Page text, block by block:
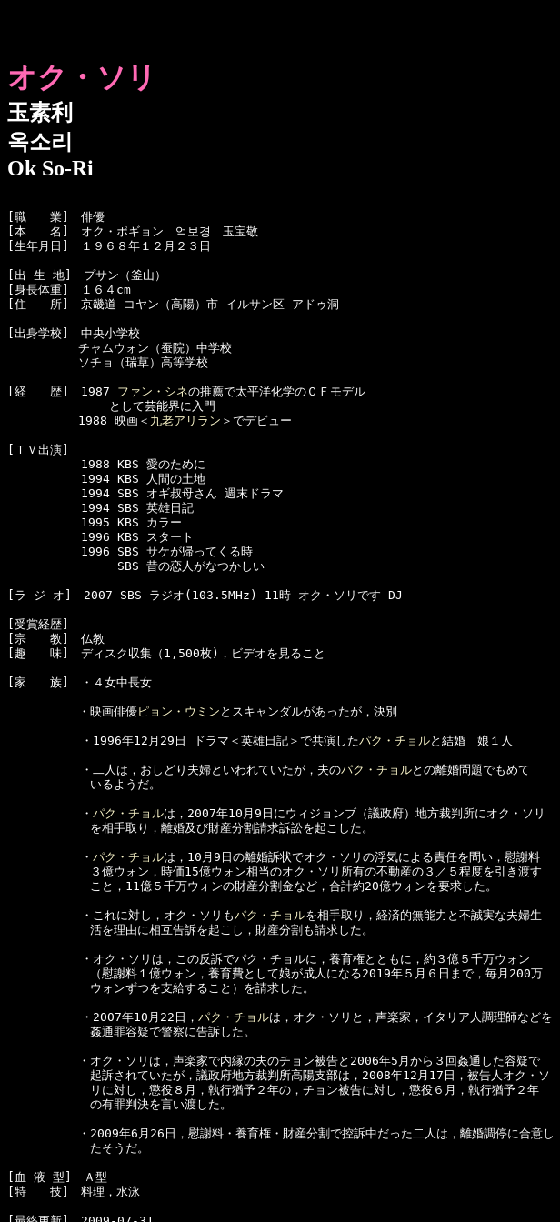
オク・ソリ
玉素利
옥소리
Ok So-Ri
[職　　業]　俳優
[本　　名]　オク・ポギョン　억보경　玉宝敬
[生年月日]　１９６８年１２月２３日
[出 生 地]　プサン（釜山）
[身長体重]　１６４cm
[住　　所]　京畿道 コヤン（高陽）市 イルサン区 アドゥ洞
[出身学校]　中央小学校
チャムウォン（蚕院）中学校
ソチョ（瑞草）高等学校
[経　　歴]　1987 ファン・シネの推薦で太平洋化学のＣＦモデル
として芸能界に入門
1988 映画＜ 九老アリラン ＞でデビュー
[ＴＶ出演]
  　　　　　1988 KBS 愛のために
  　　　　　1994 KBS 人間の土地
  　　　　　1994 SBS オギ叔母さん 週末ドラマ
  　　　　　1994 SBS 英雄日記
  　　　　　1995 KBS カラー
  　　　　　1996 KBS スタート
  　　　　　1996 SBS サケが帰ってくる時
  　　　　　     SBS 昔の恋人がなつかしい
[ラ ジ オ]　2007 SBS ラジオ(103.5MHz) 11時 オク・ソリです DJ
[受賞経歴]
[宗　　教]　仏教
[趣　　味]　ディスク収集（1,500枚)，ビデオを見ること
[家　　族]　・４女中長女
・映画俳優ピョン・ウミン とスキャンダルがあったが，決別
  　　　　　・1996年12月29日 ドラマ＜英雄日記＞で共演した
パク・チョルと結婚　娘１人
  　　　　　・二人は，おしどり夫婦といわれていたが，夫の
パク・チョルとの離婚問題でもめて
いるようだ。
  　　　　　・
パク・チョルは，2007年10月9日にウィジョンブ（議政府）地方裁判所にオク・ソリ
を相手取り，離婚及び財産分割請求訴訟を起こした。
  　　　　　・
パク・チョルは，10月9日の離婚訴状でオク・ソリの浮気による責任を問い，慰謝料
３億ウォン，時価15億ウォン相当のオク・ソリ所有の不動産の３／５程度を引き渡す
こと，11億５千万ウォンの財産分割金など，合計約20億ウォンを要求した。
  　　　　　・これに対し，オク・ソリも
パク・チョルを相手取り，経済的無能力と不誠実な夫婦生
活を理由に相互告訴を起こし，財産分割も請求した。
  　　　　　・オク・ソリは，この反訴でパク・チョルに，養育権とともに，約３億５千万ウォン
（慰謝料１億ウォン，養育費として娘が成人になる2019年５月６日まで，毎月200万
ウォンずつを支給すること）を請求した。
  　　　　　・2007年10月22日，
パク・チョルは，オク・ソリと，声楽家，イタリア人調理師などを
姦通罪容疑で警察に告訴した。
・オク・ソリは，声楽家で内縁の夫のチョン被告と2006年5月から３回姦通した容疑で
起訴されていたが，議政府地方裁判所高陽支部は，2008年12月17日，被告人オク・ソ
リに対し，懲役８月，執行猶予２年の，チョン被告に対し，懲役６月，執行猶予２年
の有罪判決を言い渡した。
・2009年6月26日，慰謝料・養育権・財産分割で控訴中だった二人は，離婚調停に合意し
たそうだ。
[血 液 型]　Ａ型
[特　　技]　料理，水泳